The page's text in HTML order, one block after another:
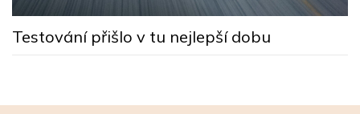
Testování přišlo v tu nejlepší dobu